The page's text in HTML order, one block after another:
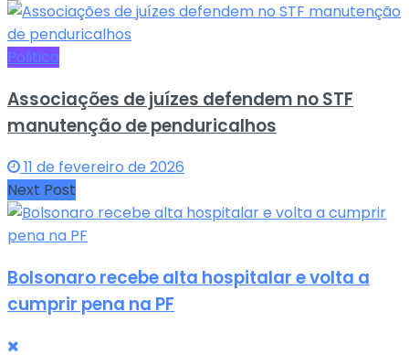
Politica
Associações de juízes defendem no STF
manutenção de penduricalhos
11 de fevereiro de 2026
Next Post
Bolsonaro recebe alta hospitalar e volta a
cumprir pena na PF